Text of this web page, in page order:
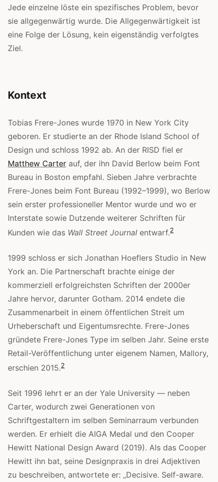
Jede einzelne löste ein spezifisches Problem, bevor
sie allgegenwärtig wurde. Die Allgegenwärtigkeit ist
eine Folge der Lösung, kein eigenständig verfolgtes
Ziel.
Kontext
Tobias Frere-Jones wurde 1970 in New York City
geboren. Er studierte an der Rhode Island School of
Design und schloss 1992 ab. An der RISD fiel er
Matthew Carter auf, der ihn David Berlow beim Font
Bureau in Boston empfahl. Sieben Jahre verbrachte
Frere-Jones beim Font Bureau (1992–1999), wo Berlow
sein erster professioneller Mentor wurde und wo er
Interstate sowie Dutzende weiterer Schriften für
Kunden wie das Wall Street Journal entwarf.2
1999 schloss er sich Jonathan Hoeflers Studio in New
York an. Die Partnerschaft brachte einige der
kommerziell erfolgreichsten Schriften der 2000er
Jahre hervor, darunter Gotham. 2014 endete die
Zusammenarbeit in einem öffentlichen Streit um
Urheberschaft und Eigentumsrechte. Frere-Jones
gründete Frere-Jones Type im selben Jahr. Seine erste
Retail-Veröffentlichung unter eigenem Namen, Mallory,
erschien 2015.2
Seit 1996 lehrt er an der Yale University — neben
Carter, wodurch zwei Generationen von
Schriftgestaltern im selben Seminarraum verbunden
werden. Er erhielt die AIGA Medal und den Cooper
Hewitt National Design Award (2019). Als das Cooper
Hewitt ihn bat, seine Designpraxis in drei Adjektiven
zu beschreiben, antwortete er: „Decisive. Self-aware.